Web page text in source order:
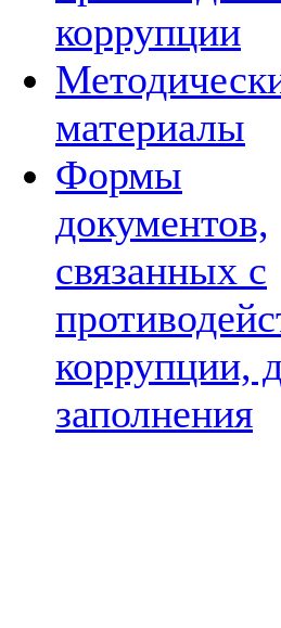
коррупции
материалы
Формы
документов,
связанных с
коррупции,
заполнения